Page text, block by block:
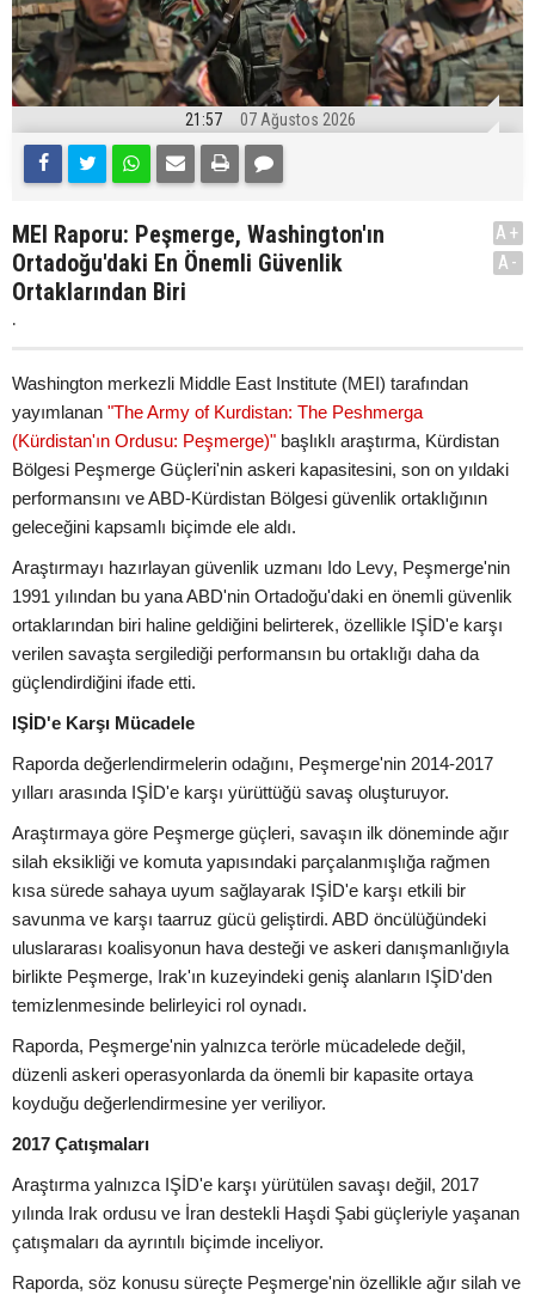
21:57 07 Ağustos 2026
MEI Raporu: Peşmerge, Washington'ın
Ortadoğu'daki En Önemli Güvenlik
Ortaklarından Biri
.
A+
A-
Washington merkezli Middle East Institute (MEI) tarafından
yayımlanan "The Army of Kurdistan: The Peshmerga
(Kürdistan'ın Ordusu: Peşmerge)" başlıklı araştırma, Kürdistan
Bölgesi Peşmerge Güçleri'nin askeri kapasitesini, son on yıldaki
performansını ve ABD-Kürdistan Bölgesi güvenlik ortaklığının
geleceğini kapsamlı biçimde ele aldı.
Araştırmayı hazırlayan güvenlik uzmanı Ido Levy, Peşmerge'nin
1991 yılından bu yana ABD'nin Ortadoğu'daki en önemli güvenlik
ortaklarından biri haline geldiğini belirterek, özellikle IŞİD'e karşı
verilen savaşta sergilediği performansın bu ortaklığı daha da
güçlendirdiğini ifade etti.
IŞİD'e Karşı Mücadele
Raporda değerlendirmelerin odağını, Peşmerge'nin 2014-2017
yılları arasında IŞİD'e karşı yürüttüğü savaş oluşturuyor.
Araştırmaya göre Peşmerge güçleri, savaşın ilk döneminde ağır
silah eksikliği ve komuta yapısındaki parçalanmışlığa rağmen
kısa sürede sahaya uyum sağlayarak IŞİD'e karşı etkili bir
savunma ve karşı taarruz gücü geliştirdi. ABD öncülüğündeki
uluslararası koalisyonun hava desteği ve askeri danışmanlığıyla
birlikte Peşmerge, Irak'ın kuzeyindeki geniş alanların IŞİD'den
temizlenmesinde belirleyici rol oynadı.
Raporda, Peşmerge'nin yalnızca terörle mücadelede değil,
düzenli askeri operasyonlarda da önemli bir kapasite ortaya
koyduğu değerlendirmesine yer veriliyor.
2017 Çatışmaları
Araştırma yalnızca IŞİD'e karşı yürütülen savaşı değil, 2017
yılında Irak ordusu ve İran destekli Haşdi Şabi güçleriyle yaşanan
çatışmaları da ayrıntılı biçimde inceliyor.
Raporda, söz konusu süreçte Peşmerge'nin özellikle ağır silah ve